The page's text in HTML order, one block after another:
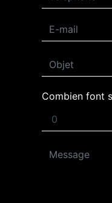
Combien font